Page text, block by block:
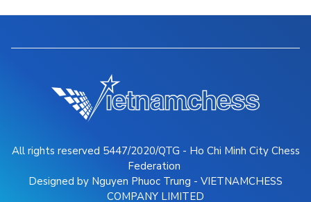
All rights reserved 5447/2020/QTG - Ho Chi Minh City Chess
Federation
Designed by Nguyen Phuoc Trung - VIETNAMCHESS
COMPANY LIMITED